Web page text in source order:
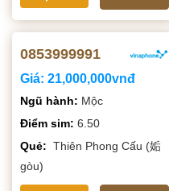
0853999991
Giá: 21,000,000vnđ
Ngũ hành: Mộc
Điểm sim: 6.50
Quẻ: Thiên Phong Cấu (姤
gòu)